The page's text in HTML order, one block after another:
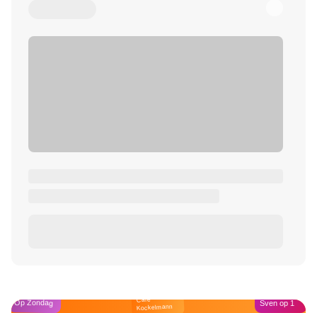
Op Zondag Café
Kockelmann Sven op 1